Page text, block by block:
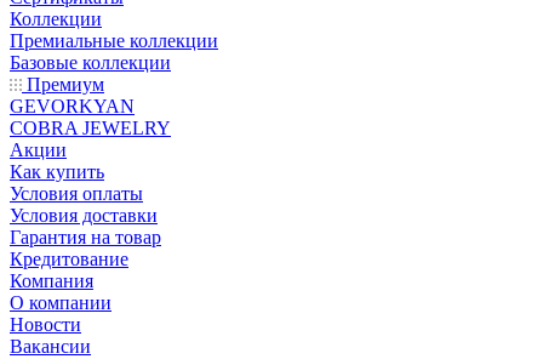
Коллекции
Премиальные коллекции
Базовые коллекции
Премиум
GEVORKYAN
COBRA JEWELRY
Акции
Как купить
Условия оплаты
Условия доставки
Гарантия на товар
Кредитование
Компания
О компании
Новости
Вакансии